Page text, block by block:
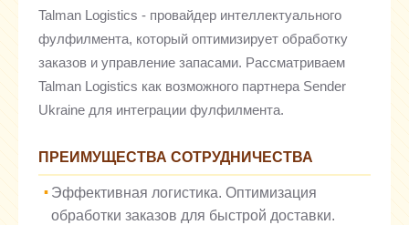
Talman Logistics - провайдер интеллектуального
фулфилмента, который оптимизирует обработку
заказов и управление запасами. Рассматриваем
Talman Logistics как возможного партнера Sender
Ukraine для интеграции фулфилмента.
ПРЕИМУЩЕСТВА СОТРУДНИЧЕСТВА
Эффективная логистика. Оптимизация
обработки заказов для быстрой доставки.